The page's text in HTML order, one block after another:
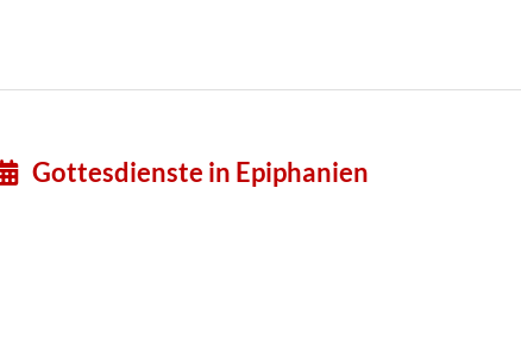
Gottesdienste in Epiphanien